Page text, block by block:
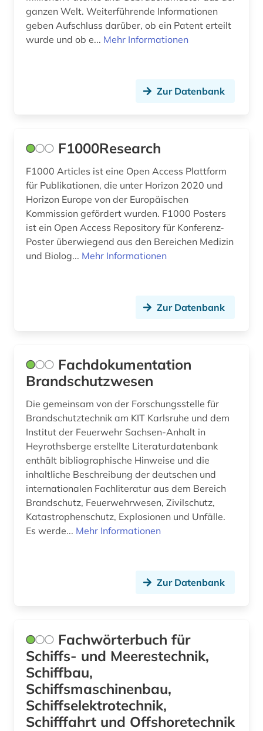
ganzen Welt. Weiterführende Informationen
geben Aufschluss darüber, ob ein Patent erteilt
wurde und ob e... Mehr Informationen
Zur Datenbank
F1000Research
F1000 Articles ist eine Open Access Plattform
für Publikationen, die unter Horizon 2020 und
Horizon Europe von der Europäischen
Kommission gefördert wurden. F1000 Posters
ist ein Open Access Repository für Konferenz-
Poster überwiegend aus den Bereichen Medizin
und Biolog... Mehr Informationen
Zur Datenbank
Fachdokumentation
Brandschutzwesen
Die gemeinsam von der Forschungsstelle für
Brandschutztechnik am KIT Karlsruhe und dem
Institut der Feuerwehr Sachsen-Anhalt in
Heyrothsberge erstellte Literaturdatenbank
enthält bibliographische Hinweise und die
inhaltliche Beschreibung der deutschen und
internationalen Fachliteratur aus dem Bereich
Brandschutz, Feuerwehrwesen, Zivilschutz,
Katastrophenschutz, Explosionen und Unfälle.
Es werde... Mehr Informationen
Zur Datenbank
Fachwörterbuch für
Schiffs- und Meerestechnik,
Schiffbau,
Schiffsmaschinenbau,
Schiffselektrotechnik,
Schifffahrt und Offshoretechnik